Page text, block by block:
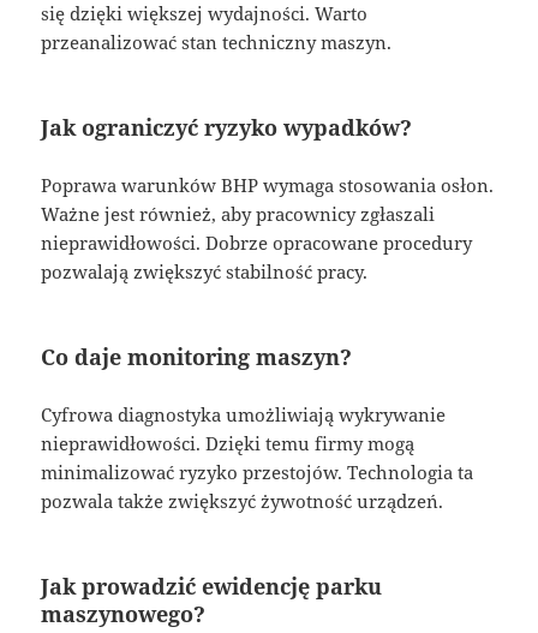
się dzięki większej wydajności. Warto
przeanalizować stan techniczny maszyn.
Jak ograniczyć ryzyko wypadków?
Poprawa warunków BHP wymaga stosowania osłon.
Ważne jest również, aby pracownicy zgłaszali
nieprawidłowości. Dobrze opracowane procedury
pozwalają zwiększyć stabilność pracy.
Co daje monitoring maszyn?
Cyfrowa diagnostyka umożliwiają wykrywanie
nieprawidłowości. Dzięki temu firmy mogą
minimalizować ryzyko przestojów. Technologia ta
pozwala także zwiększyć żywotność urządzeń.
Jak prowadzić ewidencję parku
maszynowego?